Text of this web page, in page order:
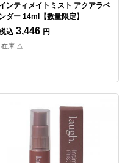
インティメイトミスト アクアラベ
ンダー 14ml【数量限定】
込 3,446 円
在庫 △